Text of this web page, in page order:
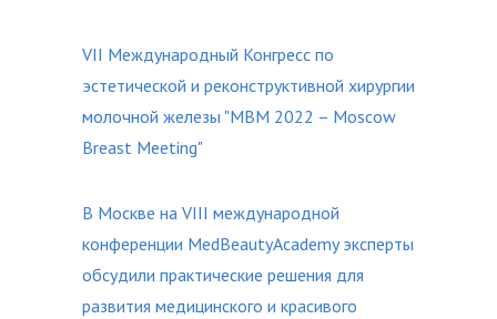
VII Международный Конгресс по
эстетической и реконструктивной хирургии
молочной железы "MBM 2022 – Moscow
Breast Meeting"
В Москве на VIII международной
конференции MedBeautyAcademy эксперты
обсудили практические решения для
развития медицинского и красивого